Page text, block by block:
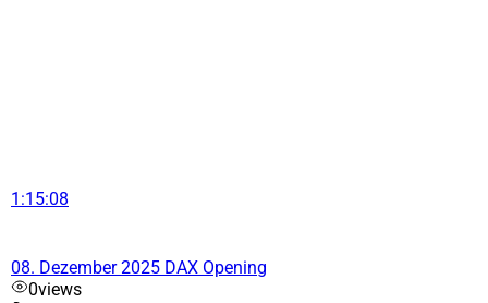
1:15:08
08. Dezember 2025 DAX Opening
0views